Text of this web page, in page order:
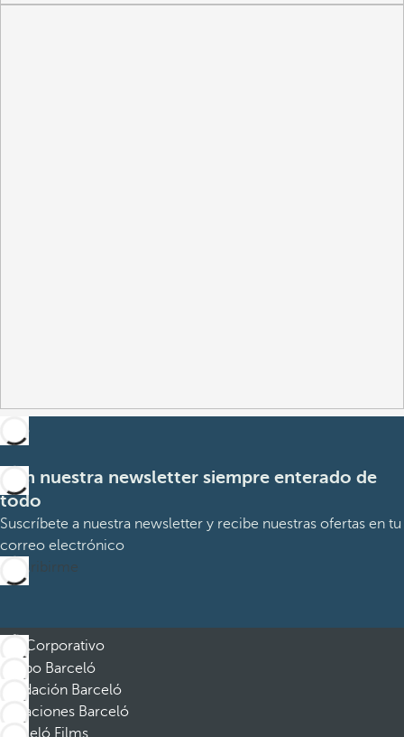
Con nuestra newsletter siempre enterado de
todo
Suscríbete a nuestra newsletter y recibe nuestras ofertas en tu
correo electrónico
Suscribirme
Corporativo
Grupo Barceló
Fundación Barceló
Vacaciones Barceló
Barceló Films